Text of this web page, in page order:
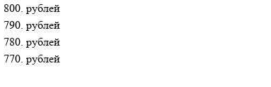
800. рублей
790. рублей
780. рублей
770. рублей